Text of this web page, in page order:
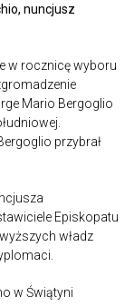
nuncjusz
w rocznicę wyboru
Mario Bergoglio
przybrał
Episkopatu
władz
w Świątyni